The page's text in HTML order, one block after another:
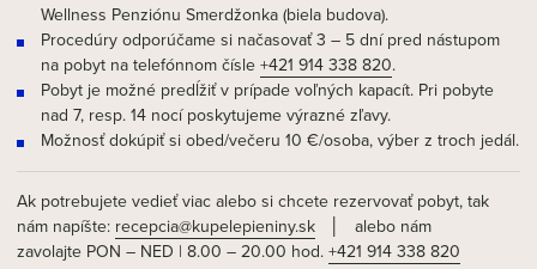
Wellness Penziónu Smerdžonka (biela budova).
Procedúry odporúčame si načasovať 3 – 5 dní pred nástupom
na pobyt na telefónnom čísle +421 914 338 820.
Pobyt je možné predĺžiť v prípade voľných kapacít. Pri pobyte
nad 7, resp. 14 nocí poskytujeme výrazné zľavy.
Možnosť dokúpiť si obed/večeru 10 €/osoba, výber z troch jedál.
Ak potrebujete vedieť viac alebo si chcete rezervovať pobyt, tak
nám napíšte: recepcia@kupelepieniny.sk │ alebo nám
zavolajte PON – NED | 8.00 – 20.00 hod. +421 914 338 820